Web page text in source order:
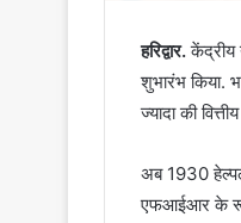
हरिद्वार.केंद्रीय
शुभारंभ किया.
ज्यादा की
अब 1930
एफआईआर के रूप